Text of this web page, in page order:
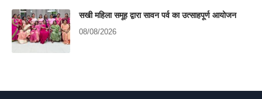
सखी महिला समूह द्वारा सावन पर्व का उत्साहपूर्ण आयोजन
08/08/2026